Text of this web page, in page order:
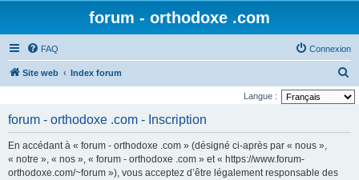
forum - orthodoxe .com
FAQ Connexion
Site web Index forum
e
Langue :
forum - orthodoxe .com - Inscription
En accédant à « forum - orthodoxe .com » (désigné ci-après par « nous »,
« notre », « nos », « forum - orthodoxe .com » et « https://www.forum-
orthodoxe.com/~forum »), vous acceptez d’être légalement responsable des